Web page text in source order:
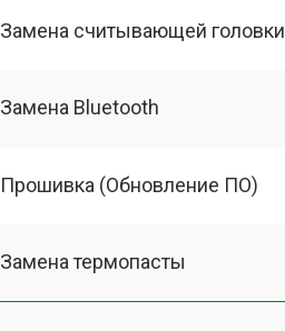
Замена считывающей головки
Замена Bluetooth
Прошивка (Обновление ПО)
Замена термопасты